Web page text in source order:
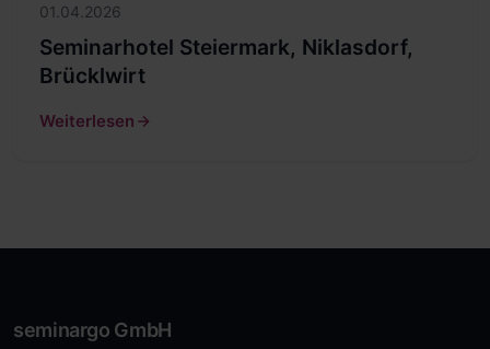
01.04.2026
Seminarhotel Steiermark, Niklasdorf,
Brücklwirt
Weiterlesen
seminargo GmbH